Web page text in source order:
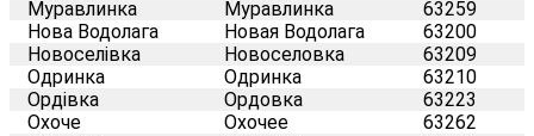
Муравлинка
Муравлинка
63259
Нова Водолага
Новая Водолага
63200
Новоселівка
Новоселовка
63209
Одринка
Одринка
63210
Ордівка
Ордовка
63223
Охоче
Охочее
63262